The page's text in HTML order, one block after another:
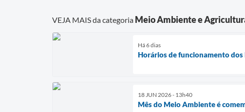
VEJA MAIS da categoria Meio Ambiente e
Há 6 dias
Horários de funcionamento dos
18 JUN 2026 - 13h40
Mês do Meio Ambiente é